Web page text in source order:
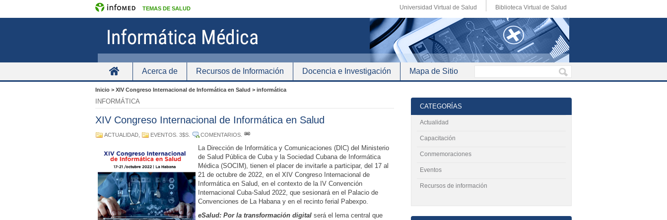
TEMAS DE SALUD Universidad Virtual de Salud Biblioteca Virtual de Salud
Acerca de Recursos de Información Docencia e Investigación Mapa de Sitio
Inicio > XIV Congreso Internacional de Informática en Salud > informática
INFORMÁTICA
XIV Congreso Internacional de Informática en Salud
ACTUALIDAD EVENTOS . 3$S. COMENTARIOS
La Dirección de Informática y Comunicaciones (DIC) del Ministerio
de Salud Pública de Cuba y la Sociedad Cubana de Informática
Médica (SOCIM), tienen el placer de invitarle a participar, del 17 al
21 de octubre de 2022, en el XIV Congreso Internacional de
Informática en Salud, en el contexto de la IV Convención
Internacional Cuba-Salud 2022, que sesionará en el Palacio de
Convenciones de La Habana y en el recinto ferial Pabexpo.
eSalud: Por la transformación digital será el lema central que
CATEGORÍAS
Actualidad
Capacitación
Conmemoraciones
Eventos
Recursos de información